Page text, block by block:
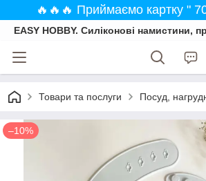
🔥🔥🔥 Приймаємо картку "
EASY HOBBY. Силіконові намистини,
Товари та послуги Посуд,
–10%